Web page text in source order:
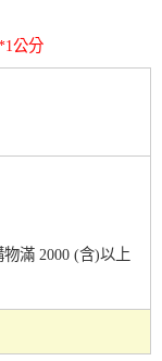
公分
滿 2000 (含)以上
銀行、華南銀行、
銀行、國泰世華、
銀行、華泰銀行、
聯邦銀行、遠東商
玉山銀行、凱基銀
安泰銀行、中國信
銀行、華南銀行、
銀行、國泰世華、
銀行、華泰銀行、
聯邦銀行、遠東商
玉山銀行、凱基銀
安泰銀行、中國信